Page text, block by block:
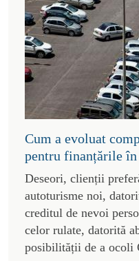
Cum a evoluat
pentru finanțările
Deseori, clienții
autoturisme noi,
creditul de nevoi
celor rulate, datorită
posibilității de a ocoli